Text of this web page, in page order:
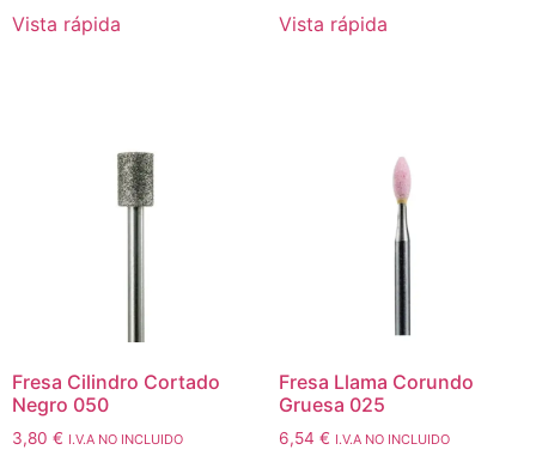
Vista rápida
Vista rápida
Fresa Cilindro Cortado
Negro 050
3,80 € I.V.A NO INCLUIDO
Fresa Llama Corundo
Gruesa 025
6,54 € I.V.A NO INCLUIDO